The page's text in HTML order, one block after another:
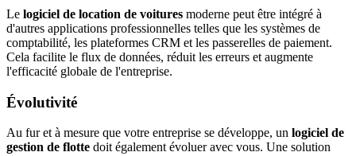
Le logiciel de location de voitures moderne peut être intégré à
d'autres applications professionnelles telles que les systèmes de
comptabilité, les plateformes CRM et les passerelles de paiement.
Cela facilite le flux de données, réduit les erreurs et augmente
l'efficacité globale de l'entreprise.
Évolutivité
Au fur et à mesure que votre entreprise se développe, un logiciel de
gestion de flotte doit également évoluer avec vous. Une solution